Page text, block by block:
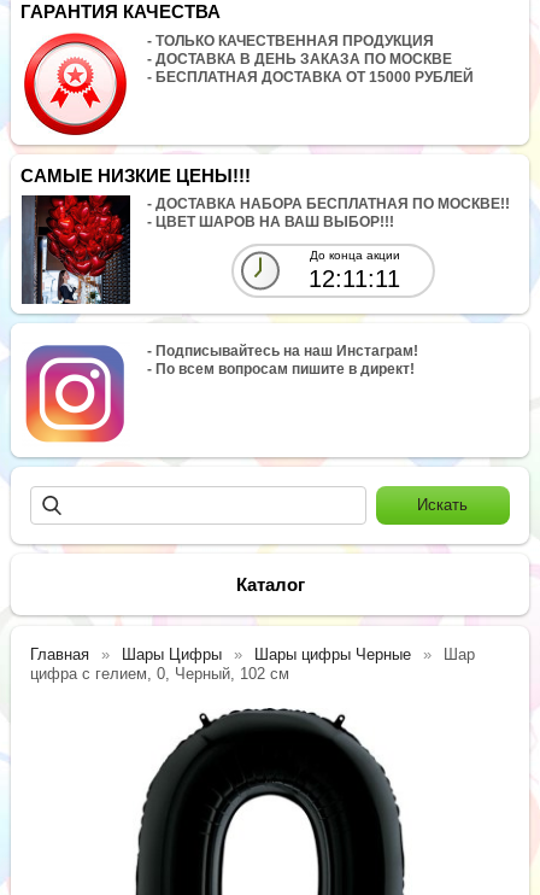
ГАРАНТИЯ КАЧЕСТВА
- ТОЛЬКО КАЧЕСТВЕННАЯ ПРОДУКЦИЯ
- ДОСТАВКА В ДЕНЬ ЗАКАЗА ПО МОСКВЕ
- БЕСПЛАТНАЯ ДОСТАВКА ОТ 15000 РУБЛЕЙ
САМЫЕ НИЗКИЕ ЦЕНЫ!!!
- ДОСТАВКА НАБОРА БЕСПЛАТНАЯ ПО МОСКВЕ!!
- ЦВЕТ ШАРОВ НА ВАШ ВЫБОР!!!
До конца акции
12:11:11
- Подписывайтесь на наш Инстаграм!
- По всем вопросам пишите в директ!
Каталог
Главная Шары Цифры Шары цифры Черные
Шар
цифра с гелием, 0, Черный, 102 см